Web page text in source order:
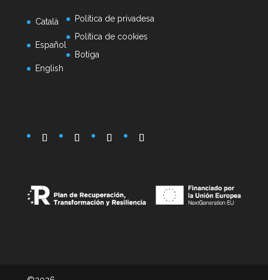
Català
Español
English
Política de privadesa
Política de cookies
Botiga